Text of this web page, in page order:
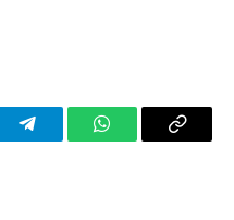
TelegramWhatsAppCopy